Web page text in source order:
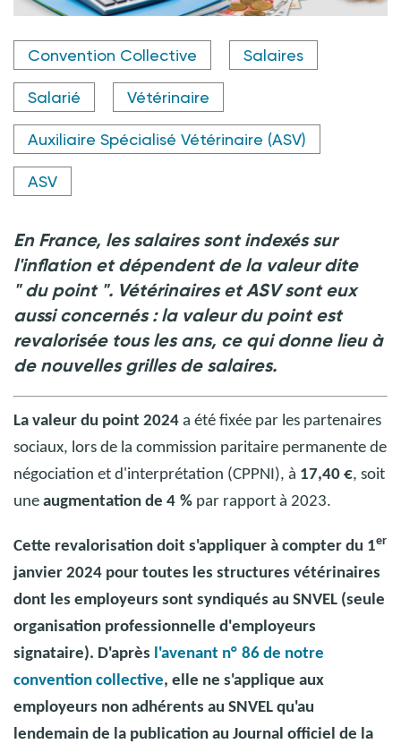
Crédit photo © BillionPhotos.com - stock.adobe.com
Convention Collective Salaires
Salarié Vétérinaire
Auxiliaire Spécialisé Vétérinaire (ASV)
ASV
En France, les salaires sont indexés sur
l'inflation et dépendent de la valeur dite
" du point ". Vétérinaires et ASV sont eux
aussi concernés : la valeur du point est
revalorisée tous les ans, ce qui donne lieu à
de nouvelles grilles de salaires.
La valeur du point 2024 a été fixée par les partenaires
sociaux, lors de la commission paritaire permanente de
négociation et d'interprétation (CPPNI), à 17,40 €, soit
une augmentation de 4 % par rapport à 2023.
Cette revalorisation doit s'appliquer à compter du 1er
janvier 2024 pour toutes les structures vétérinaires
dont les employeurs sont syndiqués au SNVEL (seule
organisation professionnelle d'employeurs
signataire). D'après l'avenant n° 86 de notre
convention collective, elle ne s'applique aux
employeurs non adhérents au SNVEL qu'au
lendemain de la publication au Journal officiel de la